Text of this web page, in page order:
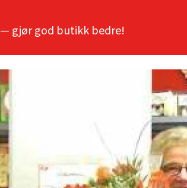
— gjør god butikk bedre!